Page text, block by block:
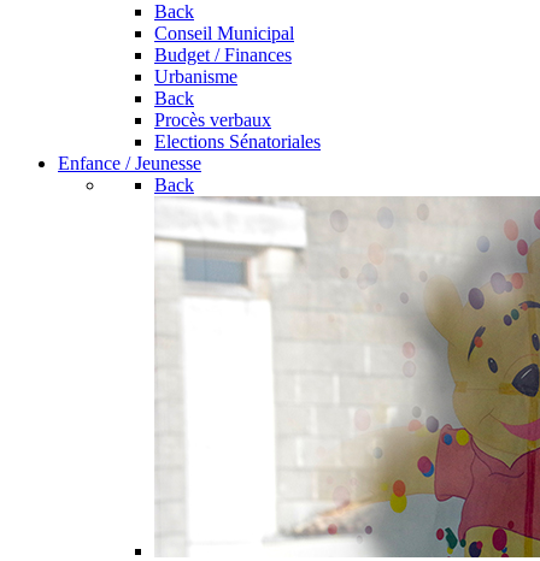
Back
Conseil Municipal
Budget / Finances
Urbanisme
Back
Procès verbaux
Elections Sénatoriales
Enfance / Jeunesse
Back